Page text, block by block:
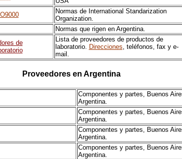
Normas de International Standarization
Organization.
Normas que rigen en Argentina.
de
Lista de proveedores de productos de
laboratorio. Direcciones, teléfonos, fax y e-
mail.
Proveedores en Argentina
Componentes y partes, Buenos
Argentina.
Componentes y partes, Buenos
Argentina.
Componentes y partes, Buenos
Argentina.
Componentes y partes, Buenos
Argentina.